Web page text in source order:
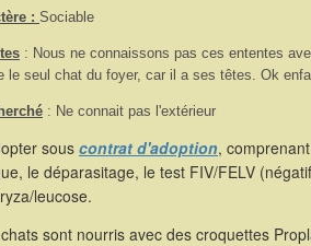
: Sociable
: Nous ne connaissons pas ces ententes
le seul chat du foyer, car il a ses têtes. Ok
: Ne connait pas l'extérieur
souscontrat d'adoption,
le déparasitage, le test FIV/FELV
leucose.
sont nourris avec des croquettes